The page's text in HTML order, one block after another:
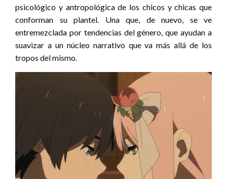
psicológico y antropológica de los chicos y chicas que
conforman su plantel. Una que, de nuevo, se ve
entremezclada por tendencias del género, que ayudan a
suavizar a un núcleo narrativo que va más allá de los
tropos del mismo.